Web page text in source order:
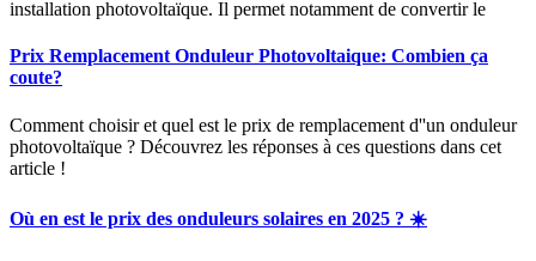
installation photovoltaïque. Il permet notamment de convertir le
Prix Remplacement Onduleur Photovoltaique: Combien ça
coute?
Comment choisir et quel est le prix de remplacement d''un onduleur
photovoltaïque ? Découvrez les réponses à ces questions dans cet
article !
Où en est le prix des onduleurs solaires en 2025 ? ☀️